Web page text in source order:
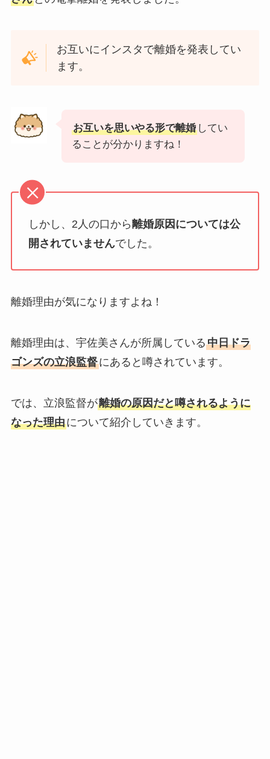
お互いにインスタで離婚を発表してい
ます。
お互いを思いやる形で離婚してい
ることが分かりますね！
しかし、2人の口から離婚原因については公
開されていませんでした。
離婚理由が気になりますよね！
離婚理由は、宇佐美さんが所属している中日ドラ
ゴンズの立浪監督にあると噂されています。
では、立浪監督が離婚の原因だと噂されるように
なった理由について紹介していきます。